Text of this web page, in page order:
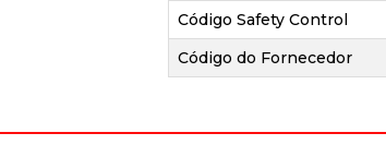
Código Safety Control
Código do Fornecedor